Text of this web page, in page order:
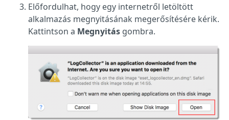
Előfordulhat, hogy egy internetről letöltött
alkalmazás megnyitásának megerősítésére kérik.
Kattintson a Megnyitás gombra.